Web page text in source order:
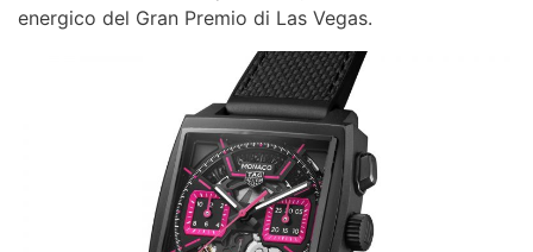
energico del Gran Premio di Las Vegas.